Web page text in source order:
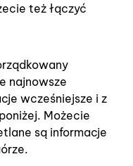
też łączyć
najnowsze
wcześniejsze i z
Możecie
są informacje